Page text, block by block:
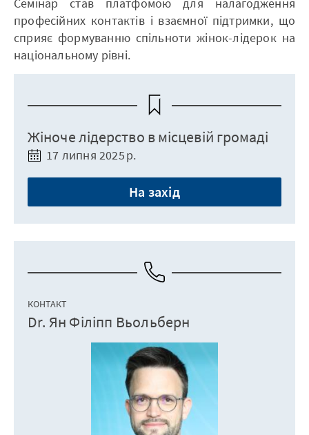
професійних контактів і взаємної підтримки, що
сприяє формуванню спільноти жінок-лідерок на
національному рівні.
Жіноче лідерство в місцевій громаді
17 липня 2025 р.
На захід
КОНТАКТ
Dr. Ян Філіпп Вьольберн